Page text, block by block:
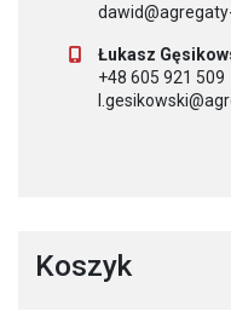
Łukasz
+48 605 921 509
Koszyk